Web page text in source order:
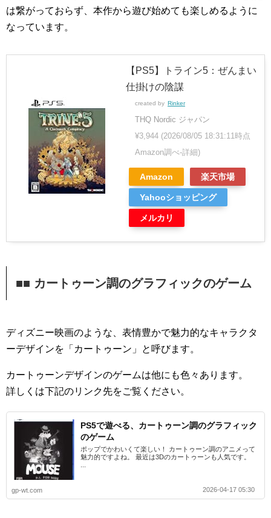
は繋がっておらず、本作から遊び始めても楽しめるように
なっています。
【PS5】トライン5：ぜんまい
仕掛けの陰謀
created by Rinker
THQ Nordic ジャパン
¥3,944 (2026/08/05 18:31:11時点
Amazon調べ-詳細)
Amazon 楽天市場
Yahooショッピング
メルカリ
■■ カートゥーン調のグラフィックのゲーム
ディズニー映画のような、表情豊かで魅力的なキャラクタ
ーデザインを「カートゥーン」と呼びます。
カートゥーンデザインのゲームは他にも色々あります。
詳しくは下記のリンク先をご覧ください。
PS5で遊べる、カートゥーン調のグラフィック
のゲーム
ポップでかわいくて楽しい！ カートゥーン調のアニメって
魅力的ですよね。 最近は3Dのカートゥーンも人気です。
gp-wt.com 2026-04-17 05:30